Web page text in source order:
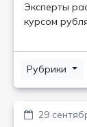
Эксперты
курсом
Рубрики
29